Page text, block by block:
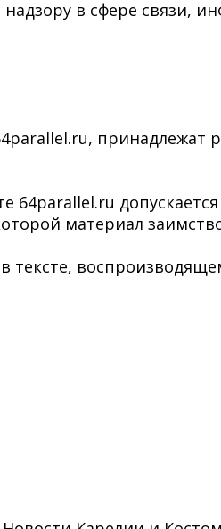
в сфере связи,
принадлежат
64parallel.ru
материал
тексте,